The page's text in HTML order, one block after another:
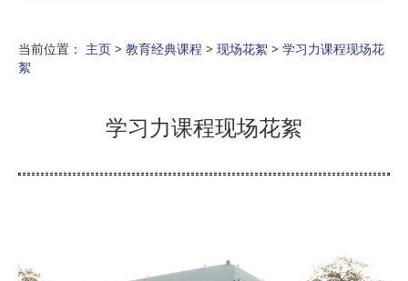
当前位置： 主页 > 教育经典课程 > 现场花絮 > 学习力课程现场花
絮
学习力课程现场花絮